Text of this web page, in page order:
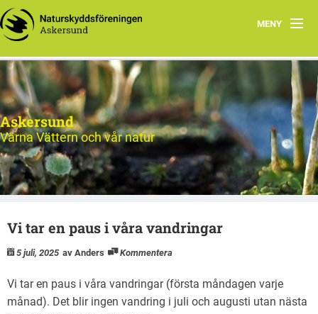
MENY
Hem
Natursnokarna
Hållbar konsumtion
Matskog Askersund
Ute i naturen
Aktion Rädda Vättern
Askersund
Värna Vättern och vår natur
Vi tar en paus i våra vandringar
5 juli, 2025 av Anders Kommentera
Vi tar en paus i våra vandringar (första måndagen varje
månad). Det blir ingen vandring i juli och augusti utan nästa